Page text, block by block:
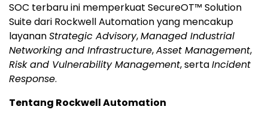
SOC terbaru ini memperkuat SecureOT™ Solution
Suite dari Rockwell Automation yang mencakup
layananStrategic Advisory,Managed Industrial
Networking and Infrastructure,Asset Management,
Risk and Vulnerability Management, sertaIncident
Response.
Tentang Rockwell Automation